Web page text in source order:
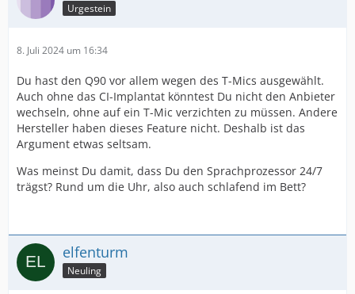
Urgestein
8. Juli 2024 um 16:34
Du hast den Q90 vor allem wegen des T-Mics ausgewählt.
Auch ohne das CI-Implantat könntest Du nicht den Anbieter
wechseln, ohne auf ein T-Mic verzichten zu müssen. Andere
Hersteller haben dieses Feature nicht. Deshalb ist das
Argument etwas seltsam.
Was meinst Du damit, dass Du den Sprachprozessor 24/7
trägst? Rund um die Uhr, also auch schlafend im Bett?
elfenturm
Neuling